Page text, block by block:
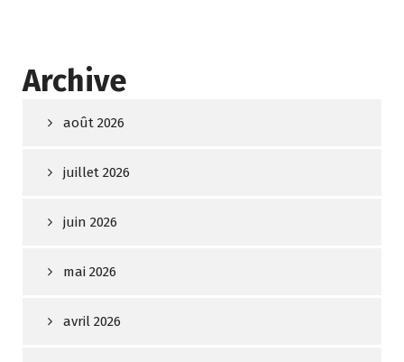
Archive
août 2026
juillet 2026
juin 2026
mai 2026
avril 2026